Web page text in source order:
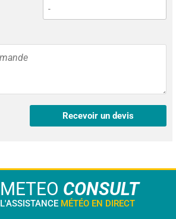
Recevoir un devis
METEO CONSULT
L'ASSISTANCE MÉTÉO EN DIRECT